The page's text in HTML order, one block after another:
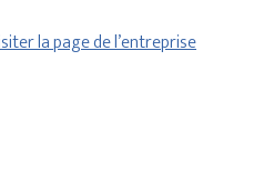
la page de l’entreprise